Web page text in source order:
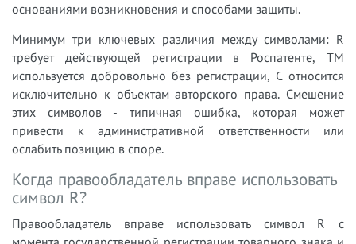
основаниями возникновения и способами защиты.
Минимум три ключевых различия между символами: R
требует действующей регистрации в Роспатенте, TM
используется добровольно без регистрации, C относится
исключительно к объектам авторского права. Смешение
этих символов - типичная ошибка, которая может
привести к административной ответственности или
ослабить позицию в споре.
Когда правообладатель вправе использовать
символ R?
Правообладатель вправе использовать символ R с